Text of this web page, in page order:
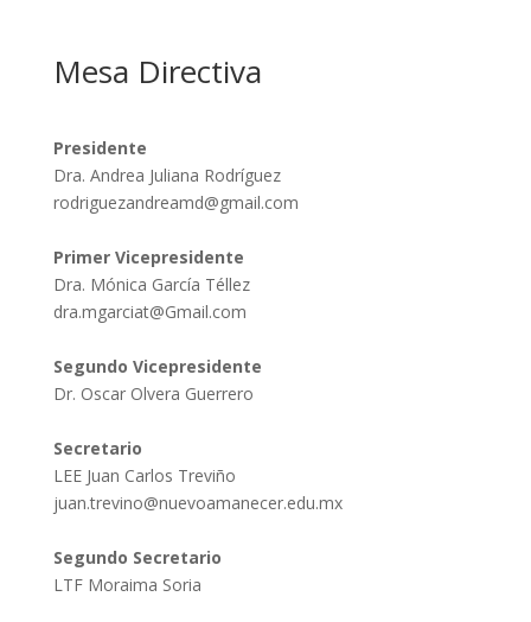
Mesa Directiva
Presidente
Dra. Andrea Juliana Rodríguez
rodriguezandreamd@gmail.com
Primer Vicepresidente
Dra. Mónica García Téllez
dra.mgarciat@Gmail.com
Segundo Vicepresidente
Dr. Oscar Olvera Guerrero
Secretario
LEE Juan Carlos Treviño
juan.trevino@nuevoamanecer.edu.mx
Segundo Secretario
LTF Moraima Soria